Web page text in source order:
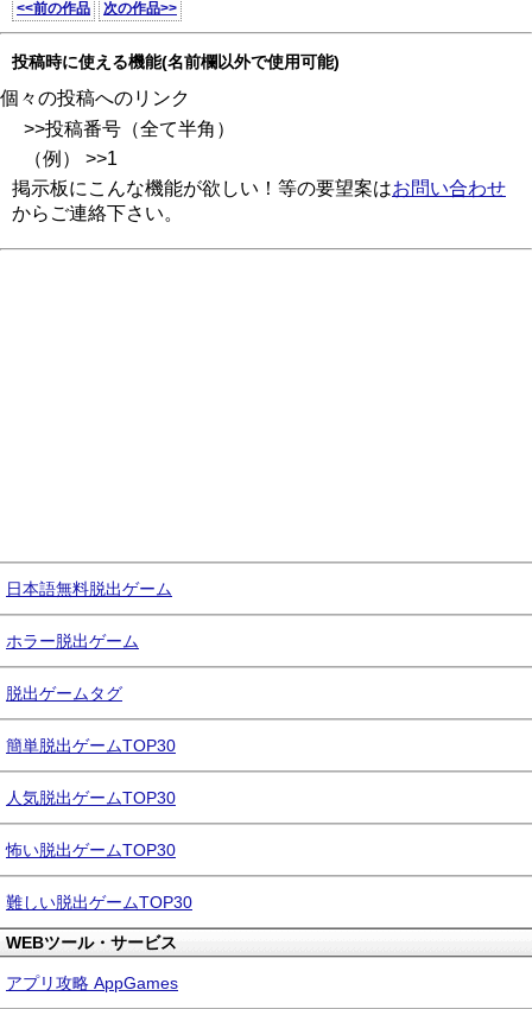
<<前の作品 次の作品>>
投稿時に使える機能(名前欄以外で使用可能)
個々の投稿へのリンク
>>投稿番号（全て半角）
（例） >>1
掲示板にこんな機能が欲しい！等の要望案はお問い合わせ
からご連絡下さい。
日本語無料脱出ゲーム
ホラー脱出ゲーム
脱出ゲームタグ
簡単脱出ゲームTOP30
人気脱出ゲームTOP30
怖い脱出ゲームTOP30
難しい脱出ゲームTOP30
WEBツール・サービス
アプリ攻略 AppGames